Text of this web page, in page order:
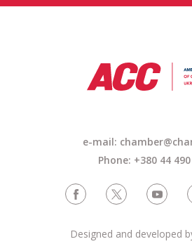
e-mail:
Phone: +380 44
Designed and developed